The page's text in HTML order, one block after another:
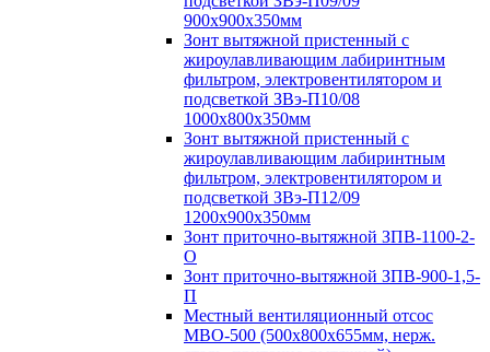
900х900х350мм
Зонт вытяжной пристенный с
жироулавливающим лабиринтным
фильтром, электровентилятором и
подсветкой ЗВэ-П10/08
1000х800х350мм
Зонт вытяжной пристенный с
жироулавливающим лабиринтным
фильтром, электровентилятором и
подсветкой ЗВэ-П12/09
1200х900х350мм
Зонт приточно-вытяжной ЗПВ-1100-2-
О
Зонт приточно-вытяжной ЗПВ-900-1,5-
П
Местный вентиляционный отсос
МВО-500 (500х800х655мм, нерж.